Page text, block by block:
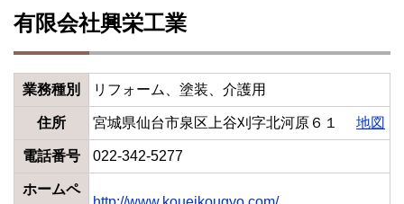
有限会社興栄工業
業務種別 リフォーム、塗装、介護用
住所 宮城県仙台市泉区上谷刈字北河原６１ 地図
電話番号 022-342-5277
ホームペ